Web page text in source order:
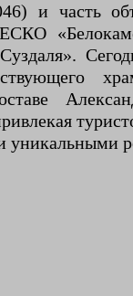
и часть
уникальными